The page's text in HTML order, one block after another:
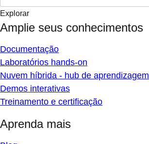
Explorar
Amplie seus conhecimentos
Documentação
Laboratórios hands-on
Nuvem híbrida - hub de aprendizagem
Demos interativas
Treinamento e certificação
Aprenda mais